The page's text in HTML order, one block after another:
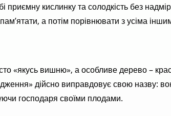
приємну кислинку та солодкість без
а потім порівнювати з усіма
«якусь вишню», а особливе дерево –
дійсно виправдовує свою назву:
господаря своїми плодами.